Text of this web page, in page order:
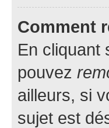
Comment
En cliquant
pouvez
ailleurs, si
sujet est